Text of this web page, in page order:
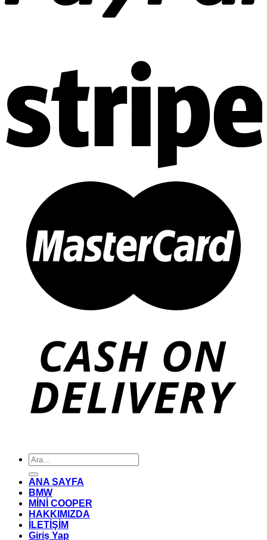
Ara:
ANA SAYFA
BMW
MİNİ COOPER
HAKKIMIZDA
İLETİŞİM
Giriş Yap